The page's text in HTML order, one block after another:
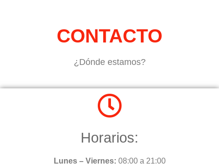
CONTACTO
¿Dónde estamos?
Horarios:
Lunes – Viernes: 08:00 a 21:00